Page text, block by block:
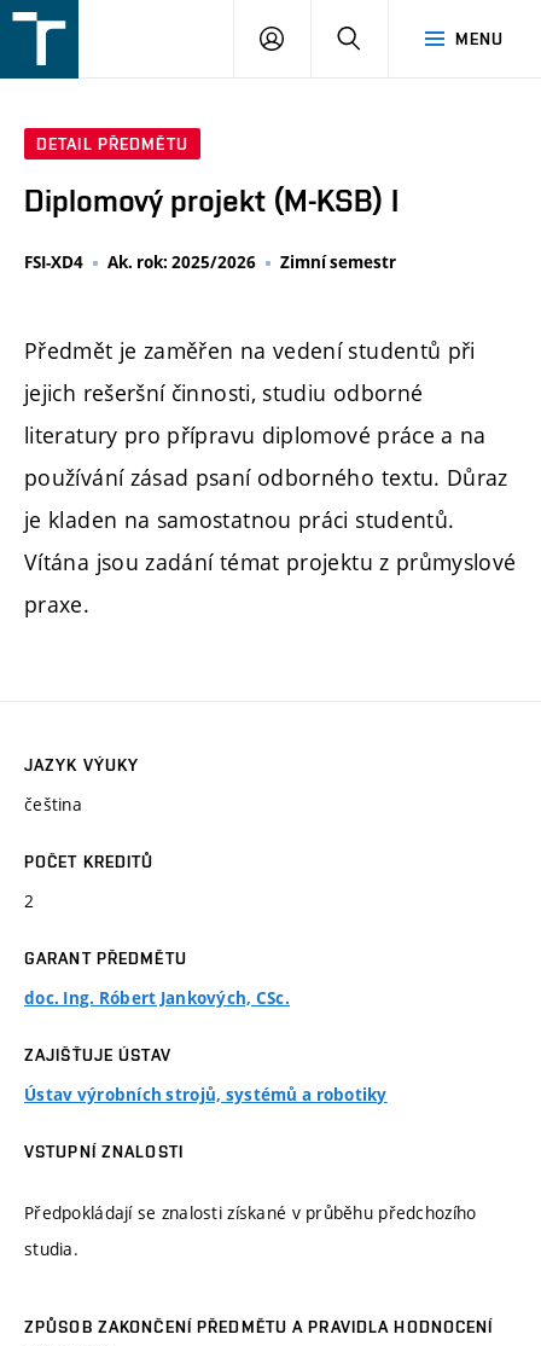
v
MENU
PŘIHLÁŠENÍ
DETAIL PŘEDMĚTU
Diplomový projekt (M-KSB) I
FSI-XD4 Ak. rok: 2025/2026 Zimní semestr
Předmět je zaměřen na vedení studentů při
jejich rešeršní činnosti, studiu odborné
literatury pro přípravu diplomové práce a na
používání zásad psaní odborného textu. Důraz
je kladen na samostatnou práci studentů.
Vítána jsou zadání témat projektu z průmyslové
praxe.
JAZYK VÝUKY
čeština
POČET KREDITŮ
2
GARANT PŘEDMĚTU
doc. Ing. Róbert Jankových, CSc.
ZAJIŠŤUJE ÚSTAV
Ústav výrobních strojů, systémů a robotiky
VSTUPNÍ ZNALOSTI
Předpokládají se znalosti získané v průběhu předchozího
studia.
ZPŮSOB ZAKONČENÍ PŘEDMĚTU A PRAVIDLA HODNOCENÍ